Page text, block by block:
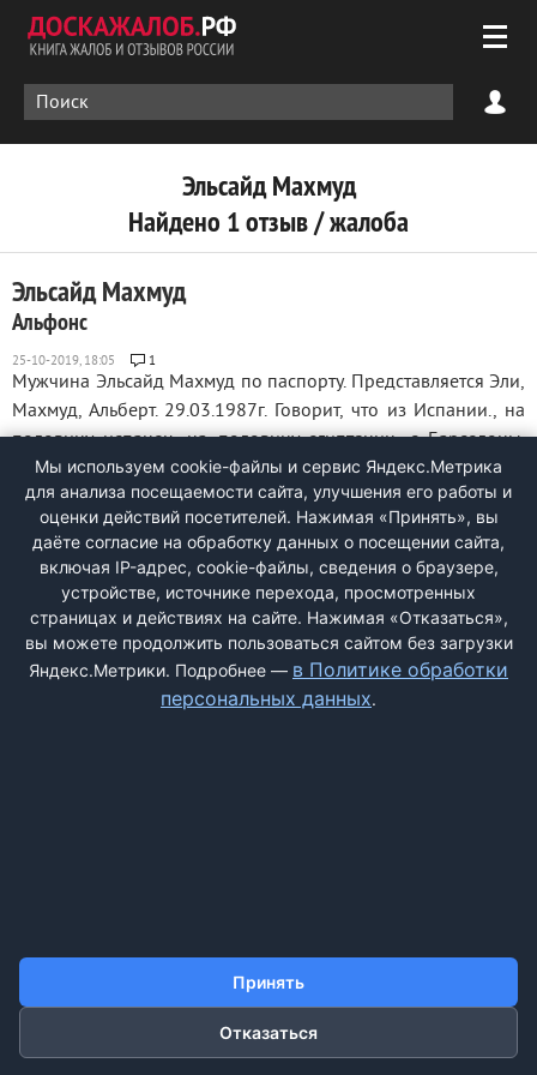
Эльсайд Махмуд
Найдено 1 отзыв / жалоба
Эльсайд Махмуд
Альфонс
1
Мужчина Эльсайд Махмуд по паспорту. Представляется Эли,
Махмуд, Альберт. 29.03.1987г. Говорит, что из Испании., на
половину испанец, на половину египтянин, с Барселоны.
Зовет замуж. Обещает сказки и золотые горы. Рассказывает,
что приехал, в Россию опыта набираться в качестве
архитектора. Версии ...
ДОБАВИТЬ ЖАЛОБУ
КОНТАКТЫ
Мы используем cookie-файлы и сервис Яндекс.Метрика
для анализа посещаемости сайта, улучшения его работы и
оценки действий посетителей. Нажимая «Принять», вы
даёте согласие на обработку данных о посещении сайта,
включая IP-адрес, cookie-файлы, сведения о браузере,
устройстве, источнике перехода, просмотренных
страницах и действиях на сайте. Нажимая «Отказаться»,
вы можете продолжить пользоваться сайтом без загрузки
Яндекс.Метрики. Подробнее — в Политике обработки
персональных данных.
Принять
Отказаться